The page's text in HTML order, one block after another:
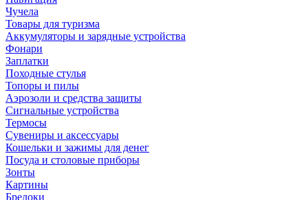
Чучела
Товары для туризма
Аккумуляторы и зарядные устройства
Фонари
Заплатки
Походные стулья
Топоры и пилы
Аэрозоли и средства защиты
Сигнальные устройства
Термосы
Сувениры и аксессуары
Кошельки и зажимы для денег
Посуда и столовые приборы
Зонты
Картины
Брелоки